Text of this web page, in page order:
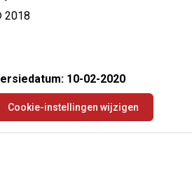
2018
10-02-2020
Cookie-instellingen wijzigen